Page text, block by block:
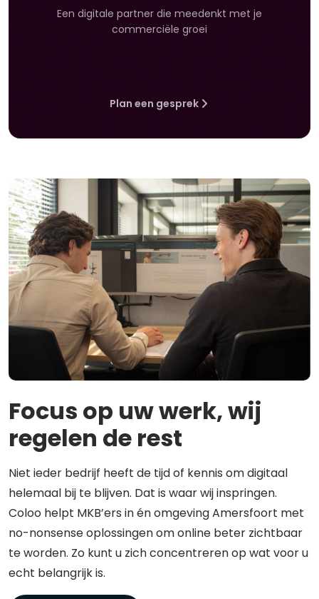
Een digitale partner die meedenkt met je
commerciële groei
Plan een gesprek
Focus op uw werk, wij
regelen de rest
Niet ieder bedrijf heeft de tijd of kennis om digitaal
helemaal bij te blijven. Dat is waar wij inspringen.
Coloo helpt MKB’ers in én omgeving Amersfoort met
no-nonsense oplossingen om online beter zichtbaar
te worden. Zo kunt u zich concentreren op wat voor u
echt belangrijk is.